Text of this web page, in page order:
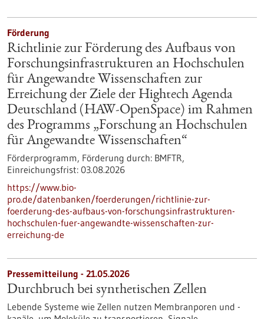
Förderung
Richtlinie zur Förderung des Aufbaus von
Forschungsinfrastrukturen an Hochschulen
für Angewandte Wissenschaften zur
Erreichung der Ziele der Hightech Agenda
Deutschland (HAW-OpenSpace) im Rahmen
des Programms „Forschung an Hochschulen
für Angewandte Wissenschaften“
Förderprogramm, Förderung durch: BMFTR,
Einreichungsfrist: 03.08.2026
https://www.bio-
pro.de/datenbanken/foerderungen/richtlinie-zur-
foerderung-des-aufbaus-von-forschungsinfrastrukturen-
hochschulen-fuer-angewandte-wissenschaften-zur-
erreichung-de
Pressemitteilung - 21.05.2026
Durchbruch bei synthetischen Zellen
Lebende Systeme wie Zellen nutzen Membranporen und -